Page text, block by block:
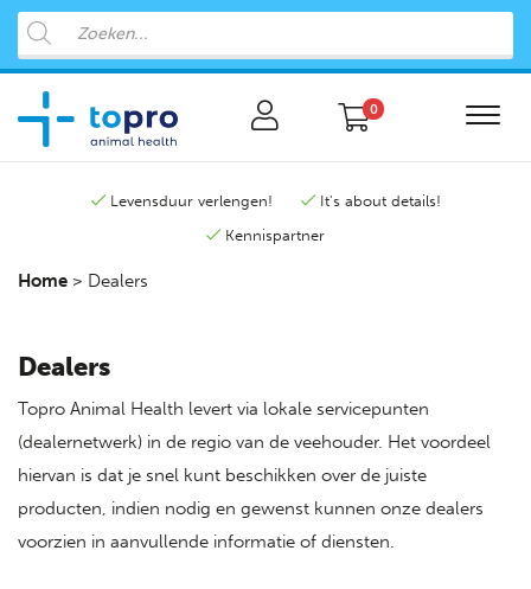
0
Levensduur verlengen!
It's about details!
Kennispartner
Home > Dealers
Dealers
Topro Animal Health levert via lokale servicepunten
(dealernetwerk) in de regio van de veehouder. Het voordeel
hiervan is dat je snel kunt beschikken over de juiste
producten, indien nodig en gewenst kunnen onze dealers
voorzien in aanvullende informatie of diensten.